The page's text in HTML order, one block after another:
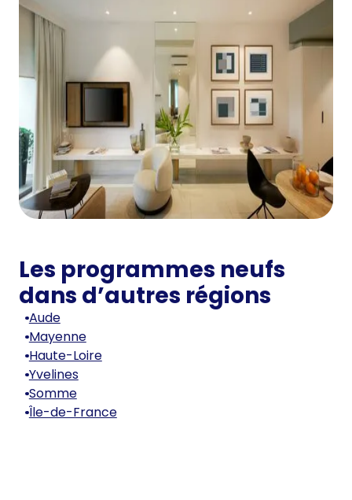
Les programmes neufs
dans d’autres régions
Aude
Mayenne
Haute-Loire
Yvelines
Somme
Île-de-France